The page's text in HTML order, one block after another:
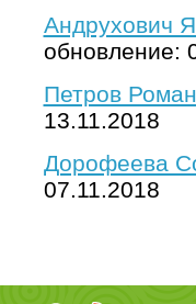
Андрухович
обновление:
Петров Роман
13.11.2018
Дорофеева
07.11.2018